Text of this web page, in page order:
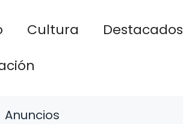
Cultura Destacados
Anuncios